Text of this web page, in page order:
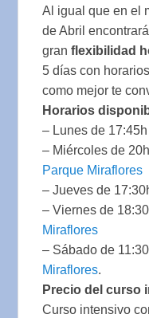
Al igual que en el
de Abril
granflexibilidad
5 días con
como mejor te
Horarios
– Lunes de
– Miércoles de
Parque Miraflores
– Jueves de
– Viernes de
Miraflores
– Sábado de
Miraflores.
Precio del curso
Curso intensivo